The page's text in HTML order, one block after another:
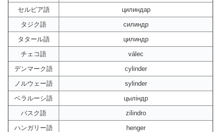
セルビア語
цилиндар
タジク語
силиндр
タタール語
цилиндр
チェコ語
válec
デンマーク語
cylinder
ノルウェー語
sylinder
ベラルーシ語
цыліндр
バスク語
zilindro
ハンガリー語
henger